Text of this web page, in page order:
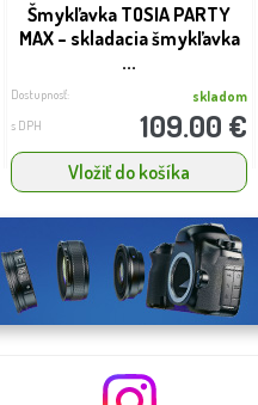
Šmykľavka TOSIA PARTY
MAX – skladacia šmykľavka
...
Dostupnosť: skladom
s DPH 109.00 €
Vložiť do košíka